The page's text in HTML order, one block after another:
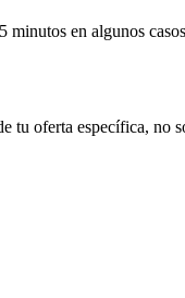
en algunos
tu oferta específica, no